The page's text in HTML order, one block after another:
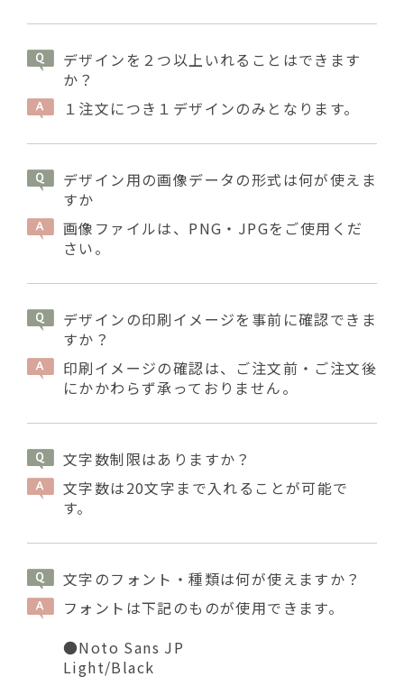
デザインを２つ以上いれることはできます
か？
１注文につき１デザインのみとなります。
デザイン用の画像データの形式は何が使えま
すか
画像ファイルは、PNG・JPGをご使用くだ
さい。
デザインの印刷イメージを事前に確認できま
すか？
印刷イメージの確認は、ご注文前・ご注文後
にかかわらず承っておりません。
文字数制限はありますか？
文字数は20文字まで入れることが可能で
す。
文字のフォント・種類は何が使えますか？
フォントは下記のものが使用できます。
●Noto Sans JP
Light/Black